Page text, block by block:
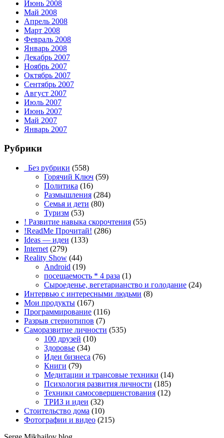
Июнь 2008
Май 2008
Апрель 2008
Март 2008
Февраль 2008
Январь 2008
Декабрь 2007
Ноябрь 2007
Октябрь 2007
Сентябрь 2007
Август 2007
Июль 2007
Июнь 2007
Май 2007
Январь 2007
Рубрики
_Без рубрики (558)
Горячий Ключ (59)
Политика (16)
Размышления (284)
Семья и дети (80)
Туризм (53)
! Развитие навыка скорочтения (55)
!ReadMe Прочитай! (286)
Ideas — идеи (133)
Internet (279)
Reality Show (44)
Android (19)
посещаемость * 4 раза (1)
Сыроеденье, вегетарианство и голодание (24)
Интервью с интересными людьми (8)
Мои продукты (167)
Программирование (116)
Разрыв стериотипов (7)
Саморазвитие личности (535)
100 друзей (10)
Здоровье (34)
Идеи бизнеса (76)
Книги (79)
Медитации и трансовые техники (14)
Психология развития личности (185)
Техники самосовершенстования (12)
ТРИЗ и идеи (32)
Стоительство дома (10)
Фотографии и видео (215)